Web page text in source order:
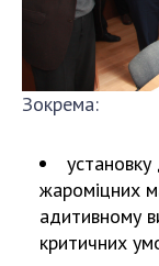
Зокрема:
жароміцних
адитивному
критичних